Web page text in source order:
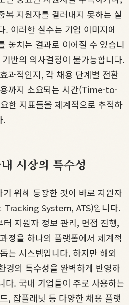
복 지원자를 걸러내지 못하는 실
. 이러한 실수는 기업 이미지에
놓치는 결과로 이어질 수 있습니
반의 의사결정이 불가능합니다.
과적인지, 각 채용 단계별 전환
까지 소요되는 시간(Time-to-
한 지표들을 체계적으로 추적하
.
시장의 특수성
위해 등장한 것이 바로 지원자
System, ATS)입니다.
터 지원자 정보 관리, 면접 진행,
정을 하나의 플랫폼에서 체계적
는 시스템입니다. 하지만 해외
경의 특수성을 완벽하게 반영하
다. 국내 기업들이 주로 사용하는
, 잡플래닛 등 다양한 채용 플랫